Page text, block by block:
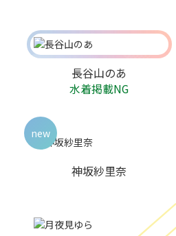
長谷山のあ
水着掲載NG
神坂紗里奈
new